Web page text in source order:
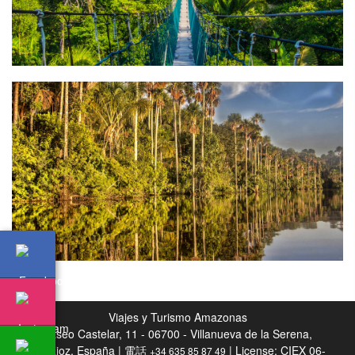
Viajes y Turismo Amazonas
Paseo Castelar, 11 - 06700 - Villanueva de la Serena,
Badajoz, España | 電話 +34 635 85 87 49 | License: CIEX 06-